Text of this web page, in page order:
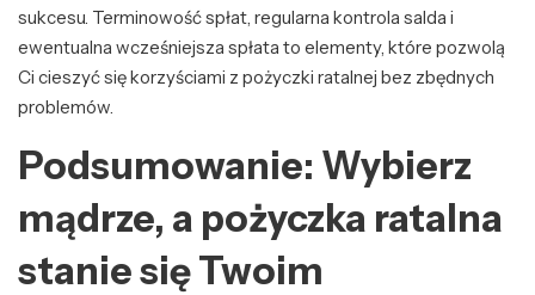
sukcesu. Terminowość spłat, regularna kontrola salda i
ewentualna wcześniejsza spłata to elementy, które pozwolą
Ci cieszyć się korzyściami z pożyczki ratalnej bez zbędnych
problemów.
Podsumowanie: Wybierz
mądrze, a pożyczka ratalna
stanie się Twoim